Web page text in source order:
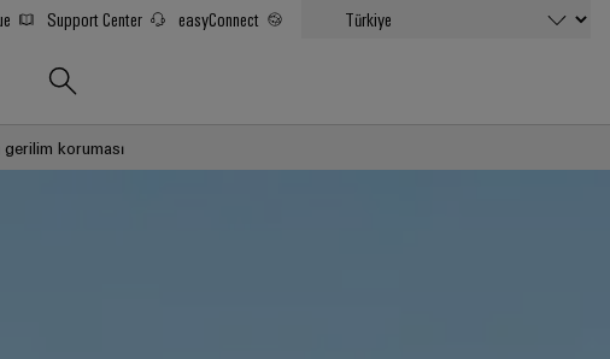
Support Center easyConnect
gerilim koruması